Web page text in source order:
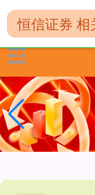
恒信证券 相